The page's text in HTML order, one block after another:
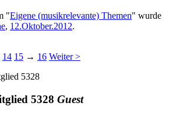
"Eigene (musikrelevante) Themen" wurde
, 12.Oktober.2012.
14 15 → 16 Weiter >
5328 Guest